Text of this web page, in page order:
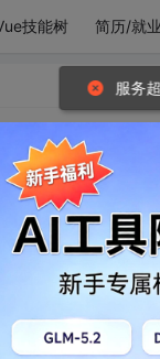
技能树 简历/就
丫新绿，
子，直到遇到你，
服务